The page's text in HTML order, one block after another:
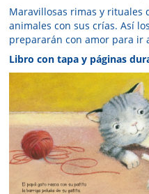
Maravillosas rimas y rituales
animales con sus crías. Así
prepararán con amor para ir
Libro con tapa y páginas